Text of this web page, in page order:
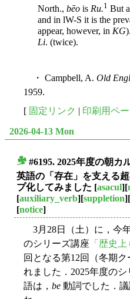
North., bēo is Ru.1 But
and in lW-S it is the
appear, however, in KG
Li. (twice).
・ Campbell, A. Old
1959.
[ 固定リンク | 印刷用ペ
2026-04-13 Mon
#6195. 2025年度の朝カ
英語の「存在」を支える
プ化してみました [asacul][
[auxiliary_verb][suppletion][
[notice]
3月28日（土）に，今
のシリーズ講座 「歴史
回となる第12回（冬期
れました．2025年度の
語は， be 動詞でした．